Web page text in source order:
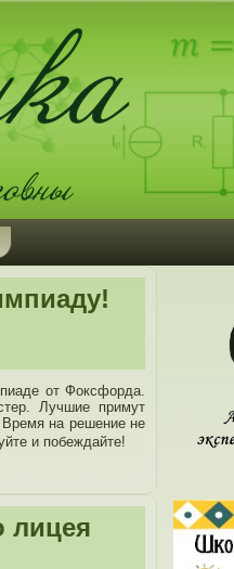
от Фоксфорда.
Лучшие примут
Время на решение не
и побеждайте!
лицея